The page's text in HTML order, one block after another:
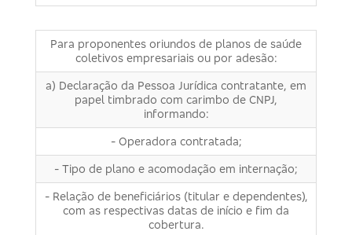
Para proponentes oriundos de planos de saúde
coletivos empresariais ou por adesão:
a) Declaração da Pessoa Jurídica contratante, em
papel timbrado com carimbo de CNPJ,
informando:
- Operadora contratada;
- Tipo de plano e acomodação em internação;
- Relação de beneficiários (titular e dependentes),
com as respectivas datas de início e fim da
cobertura.